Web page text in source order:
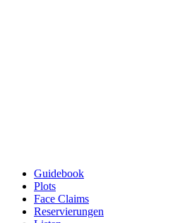
Guidebook
Plots
Face Claims
Reservierungen